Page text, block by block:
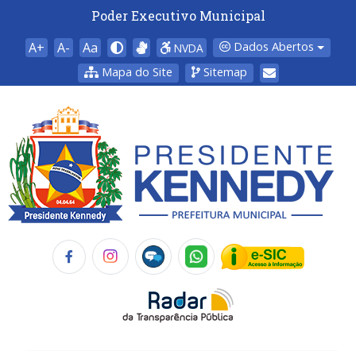
Poder Executivo Municipal
A+ A- Aa NVDA
Dados Abertos
Mapa do Site
Sitemap